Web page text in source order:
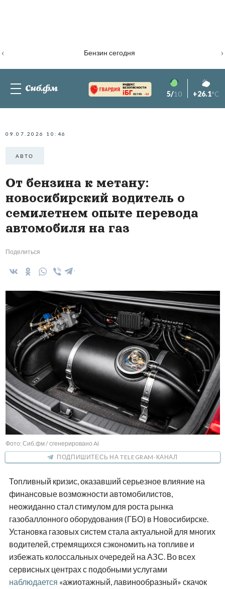
Бензин сегодня
‹ ›
82.76% -1.2 5/10 +26.1°C
09.07.2026 10:46
АВТО
От бензина к метану:
новосибирский водитель о
семилетнем опыте перевода
автомобиля на газ
Поделиться
Фото: Сиб.фм / сгенерировано AI
ПОДПИШИТЕСЬ НА TELEGRAM-КАНАЛ
Топливный кризис, оказавший серьезное влияние на
финансовые возможности автомобилистов,
неожиданно стал стимулом для роста рынка
газобаллонного оборудования (ГБО) в Новосибирске.
Установка газовых систем стала актуальной для многих
водителей, стремящихся сэкономить на топливе и
избежать колоссальных очередей на АЗС. Во всех
сервисных центрах с подобными услугами
наблюдается «ажиотажный, лавинообразный» скачок